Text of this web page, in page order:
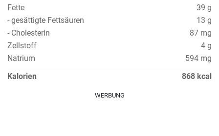
Fette
39 g
- gesättigte Fettsäuren
13 g
- Cholesterin
87 mg
Zellstoff
4 g
Natrium
594 mg
Kalorien
868 kcal
WERBUNG